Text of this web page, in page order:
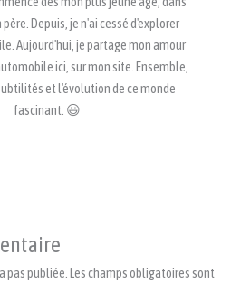
Depuis, je n'ai cessé d'explorer
Aujourd'hui, je partage mon amour
ici, sur mon site. Ensemble,
et l'évolution de ce monde
fascinant. 😃
pas publiée. Les champs obligatoires sont